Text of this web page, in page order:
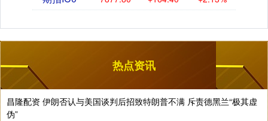
热点资讯
昌隆配资 伊朗否认与美国谈判后招致特朗普不满 斥责德黑兰“极其虚
伪”